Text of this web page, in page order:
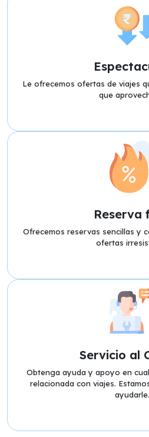
Le ofrecemos ofertas de viajes
que
Reserva
Ofrecemos reservas sencillas y
ofertas
Servicio al
Obtenga ayuda y apoyo en
relacionada con viajes.
ayudarle.